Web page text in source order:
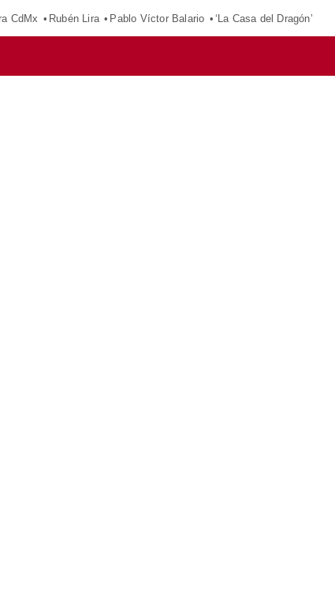
CdMx Rubén Lira Pablo Víctor Balario ‘La Casa del Dragón’